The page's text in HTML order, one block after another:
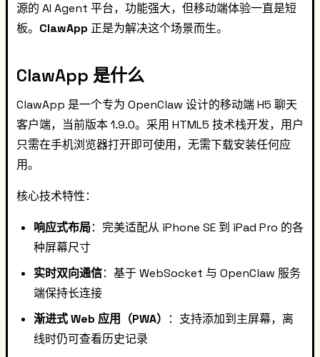
源的 AI Agent 平台，功能强大，但移动端体验一直是短
板。 ClawApp 正是为解决这个场景而生。
ClawApp 是什么
ClawApp 是一个专为 OpenClaw 设计的移动端 H5 聊天
客户端，当前版本 1.9.0。采用 HTML5 技术栈开发，用户
只需在手机浏览器打开即可使用，无需下载安装任何应
用。
核心技术特性：
响应式布局：完美适配从 iPhone SE 到 iPad Pro 的各
种屏幕尺寸
实时双向通信：基于 WebSocket 与 OpenClaw 服务
端保持长连接
渐进式 Web 应用（PWA）
：支持添加到主屏幕，离
线时仍可查看历史记录